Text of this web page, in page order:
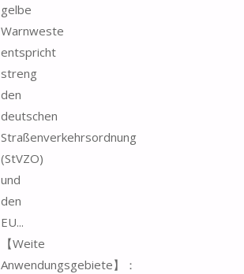
gelbe
Warnweste
entspricht
streng
den
deutschen
Straßenverkehrsordnung
(StVZO)
und
den
EU...
【Weite
Anwendungsgebiete】：